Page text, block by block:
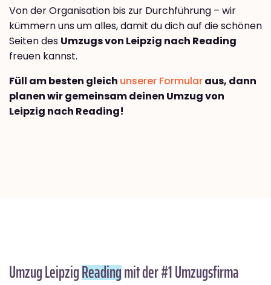
Von der Organisation bis zur Durchführung – wir
kümmern uns um alles, damit du dich auf die schönen
Seiten des Umzugs von Leipzig nach Reading
freuen kannst.
Füll am besten gleich unserer Formularaus, dann
planen wir gemeinsam deinen Umzug von
Leipzig nach Reading!
Umzug LeipzigReadingmit der #1 Umzugsfirma